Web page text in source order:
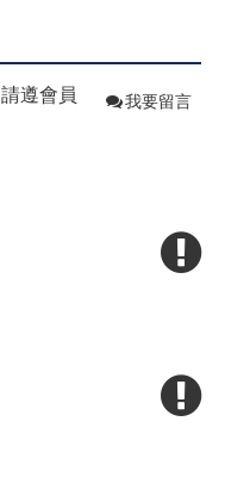
遵會員
我要留言